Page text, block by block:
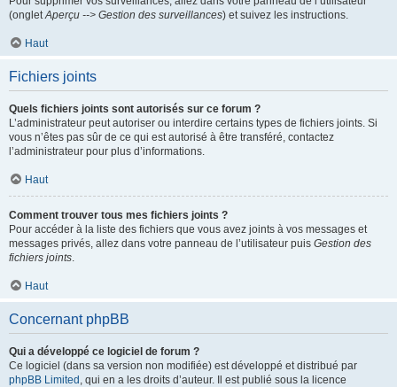
(ongletAperçu --> Gestion des surveillances) et suivez les instructions.
Haut
Fichiers joints
Quels fichiers joints sont autorisés sur ce forum ?
L’administrateur peut autoriser ou interdire certains types de fichiers joints. Si
vous n’êtes pas sûr de ce qui est autorisé à être transféré, contactez
l’administrateur pour plus d’informations.
Haut
Comment trouver tous mes fichiers joints ?
Pour accéder à la liste des fichiers que vous avez joints à vos messages et
messages privés, allez dans votre panneau de l’utilisateur puis Gestion des
fichiers joints.
Haut
Concernant phpBB
Qui a développé ce logiciel de forum ?
Ce logiciel (dans sa version non modifiée) est développé et distribué par
phpBB Limited , qui en a les droits d’auteur. Il est publié sous la licence